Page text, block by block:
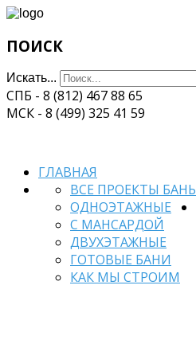
ПОИСК
Искать...
СПБ - 8 (812) 467 88 65
МСК - 8 (499) 325 41 59
ГЛАВНАЯ
ВСЕ ПРОЕКТЫ БАНЬ
ОДНОЭТАЖНЫЕ
С МАНСАРДОЙ
ДВУХЭТАЖНЫЕ
ГОТОВЫЕ БАНИ
КАК МЫ СТРОИМ